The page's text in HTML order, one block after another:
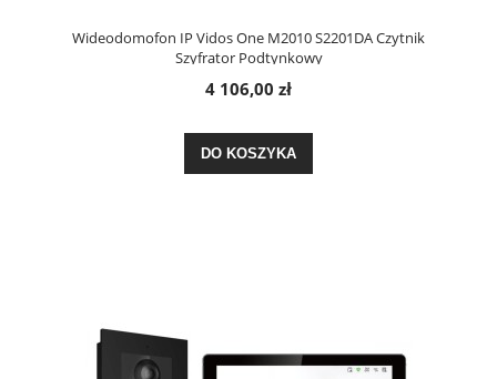
Wideodomofon IP Vidos One M2010 S2201DA Czytnik
Szyfrator Podtynkowy
4 106,00 zł
DO KOSZYKA